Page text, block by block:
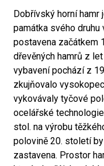
Dobřívský horní hamr
památka svého druhu
postavena začátkem
dřevěných hamrů z
vybavení pochází z
zkujňovalo
vykovávaly tyčové
ocelářské
stol. na výrobu
polovině 20. století
zastavena. Prostor